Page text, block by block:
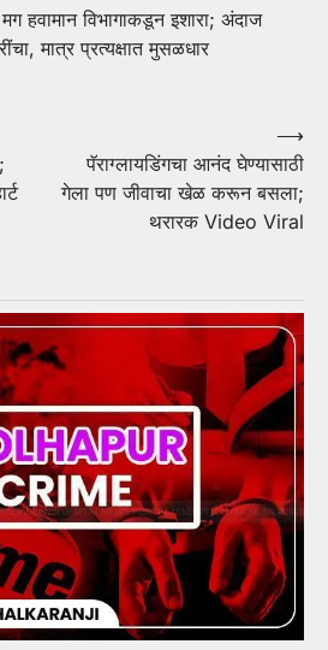
हवामान विभागाकडून इशारा; अंदाज
मात्र प्रत्यक्षात मुसळधार
पॅराग्लायडिंगचा आनंद घेण्यासाठी
गेला पण जीवाचा खेळ करून बसला;
थरारक Video Viral
⟶